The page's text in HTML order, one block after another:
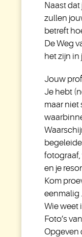
Naast
zullen
betreft
De Weg
het zijn in
Jouw
Je hebt
maar niet
en je
Kom
eenmalig .
Wie weet
Foto’s
Opgeven